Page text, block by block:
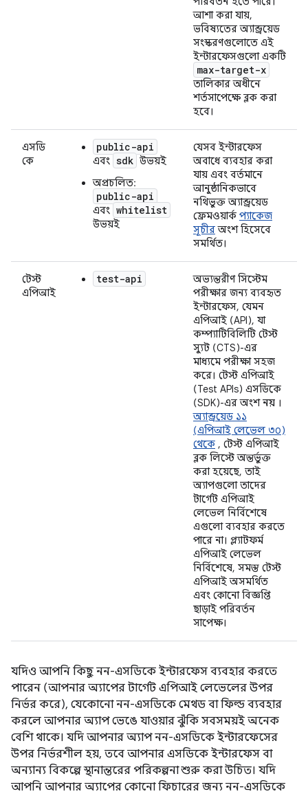
আশা করা যায়,
ভবিষ্যতের অ্যান্ড্রয়েড
সংস্করণগুলোতে এই
ইন্টারফেসগুলো একটি
max-target-x
তালিকার অধীনে
শর্তসাপেক্ষে ব্লক করা
হবে।
এসডি
কে
public-api
এবং sdk উভয়ই
অপ্রচলিত:
public-api
এবং whitelist
উভয়ই
যেসব ইন্টারফেস
অবাধে ব্যবহার করা
যায় এবং বর্তমানে
আনুষ্ঠানিকভাবে
নথিভুক্ত অ্যান্ড্রয়েড
ফ্রেমওয়ার্ক প্যাকেজ
সূচীরঅংশ হিসেবে
সমর্থিত।
টেস্ট
এপিআই
test-api
অভ্যন্তরীণ সিস্টেম
পরীক্ষার জন্য ব্যবহৃত
ইন্টারফেস, যেমন
এপিআই (API), যা
কম্প্যাটিবিলিটি টেস্ট
স্যুট (CTS)-এর
মাধ্যমে পরীক্ষা সহজ
করে। টেস্ট এপিআই
(Test APIs) এসডিকে
(SDK)-এর অংশনয় ।
অ্যান্ড্রয়েড ১১
(এপিআই লেভেল ৩০)
থেকে , টেস্ট এপিআই
ব্লক লিস্টে অন্তর্ভুক্ত
করা হয়েছে, তাই
অ্যাপগুলো তাদের
টার্গেট এপিআই
লেভেল নির্বিশেষে
এগুলো ব্যবহার করতে
পারে না। প্ল্যাটফর্ম
এপিআই লেভেল
নির্বিশেষে, সমস্ত টেস্ট
এপিআই অসমর্থিত
এবং কোনো বিজ্ঞপ্তি
ছাড়াই পরিবর্তন
সাপেক্ষ।
যদিও আপনি কিছু নন-এসডিকে ইন্টারফেস ব্যবহার করতে
পারেন (আপনার অ্যাপের টার্গেট এপিআই লেভেলের উপর
নির্ভর করে), যেকোনো নন-এসডিকে মেথড বা ফিল্ড ব্যবহার
করলে আপনার অ্যাপ ভেঙে যাওয়ার ঝুঁকি সবসময়ই অনেক
বেশি থাকে। যদি আপনার অ্যাপ নন-এসডিকে ইন্টারফেসের
উপর নির্ভরশীল হয়, তবে আপনার এসডিকে ইন্টারফেস বা
অন্যান্য বিকল্পে স্থানান্তরের পরিকল্পনা শুরু করা উচিত। যদি
আপনি আপনার অ্যাপের কোনো ফিচারের জন্য নন-এসডিকে